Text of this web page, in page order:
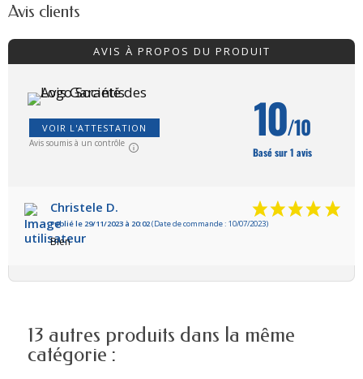
Avis clients
AVIS À PROPOS DU PRODUIT
VOIR L'ATTESTATION
Avis soumis à un contrôle 10/10
Basé sur 1 avis
Christele D.
Publié le 29/11/2023 à 20:02(Date de commande : 10/07/2023)
Bien
13 autres produits dans la même
catégorie :